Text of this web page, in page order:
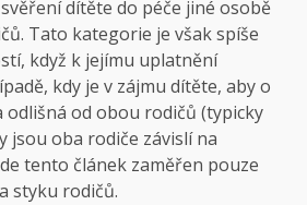
dítěte do péče jiné osobě
Tato kategorie je však spíše
když k jejímu uplatnění
kdy je v zájmu dítěte, aby o
odlišná od obou rodičů (typicky
jsou oba rodiče závislí na
tento článek zaměřen pouze
styku rodičů.